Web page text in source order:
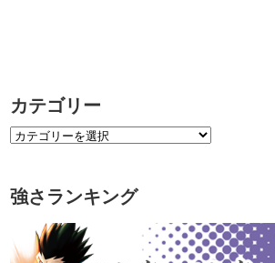
カテゴリー
強さランキング